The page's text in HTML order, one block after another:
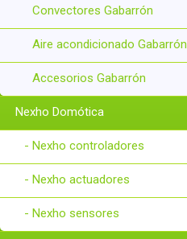
Convectores Gabarrón
Aire acondicionado Gabarrón
Accesorios Gabarrón
Nexho Domótica
- Nexho controladores
- Nexho actuadores
- Nexho sensores